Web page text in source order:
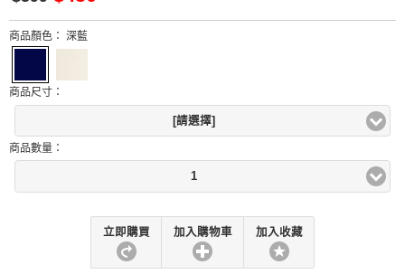
商品顏色： 深藍
商品尺寸：
[請選擇]
商品數量：
1
立即購買 加入購物車 加入收藏